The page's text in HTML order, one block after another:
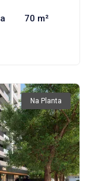
70 m²
Na Planta